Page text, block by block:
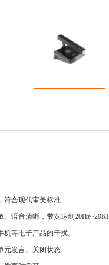
符合现代审美标准
语音清晰，带宽达到
等电子产品的干扰。
元发言、关闭状态